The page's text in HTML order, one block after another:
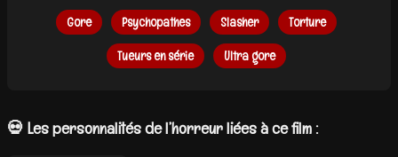
Gore Psychopathes Slasher Torture
Tueurs en série Ultra gore
💀 Les personnalités de l’horreur liées à ce film :